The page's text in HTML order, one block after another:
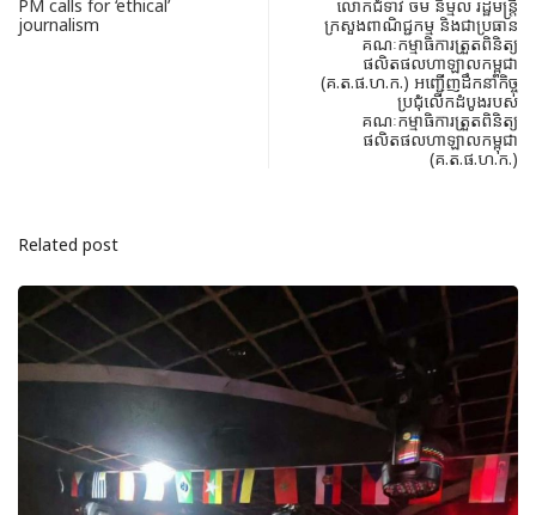
PM calls for ‘ethical’
journalism
លោកជំទាវ ចម និម្មល រដ្ឋមន្ដ្រី
ក្រសួងពាណិជ្ជកម្ម និងជាប្រធាន
គណៈកម្មាធិការត្រួតពិនិត្យ
ផលិតផលហាឡាលកម្ពុជា
(គ.ត.ផ.ហ.ក.) អញ្ជើញដឹកនាំកិច្ច
ប្រជុំលើកដំបូងរបស់
គណៈកម្មាធិការត្រួតពិនិត្យ
ផលិតផលហាឡាលកម្ពុជា
(គ.ត.ផ.ហ.ក.)
Related post